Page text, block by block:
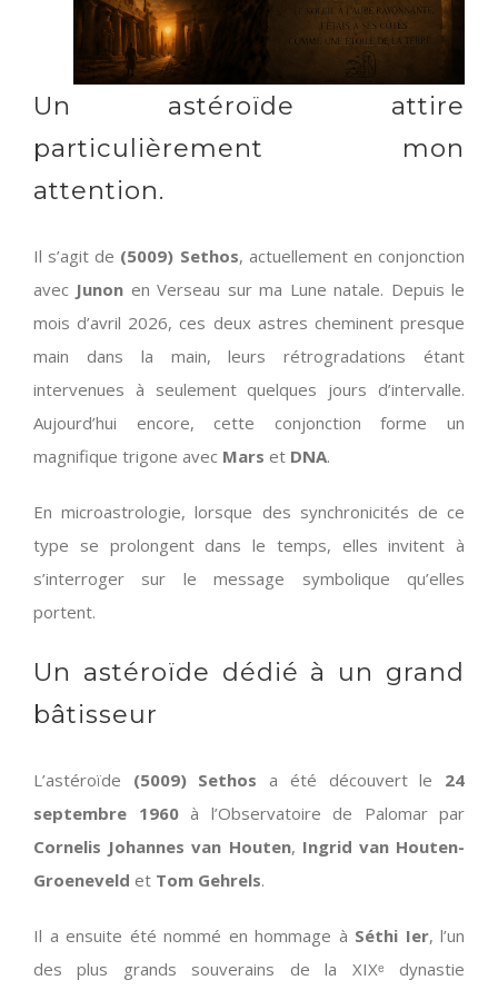
Un astéroïde attire
particulièrement mon
attention.
Il s’agit de (5009) Sethos, actuellement en conjonction
avec Junon en Verseau sur ma Lune natale. Depuis le
mois d’avril 2026, ces deux astres cheminent presque
main dans la main, leurs rétrogradations étant
intervenues à seulement quelques jours d’intervalle.
Aujourd’hui encore, cette conjonction forme un
magnifique trigone avec Mars et DNA.
En microastrologie, lorsque des synchronicités de ce
type se prolongent dans le temps, elles invitent à
s’interroger sur le message symbolique qu’elles
portent.
Un astéroïde dédié à un grand
bâtisseur
L’astéroïde (5009) Sethos a été découvert le 24
septembre 1960à l’Observatoire de Palomar par
Cornelis Johannes van Houten, Ingrid van Houten-
Groeneveld et Tom Gehrels.
Il a ensuite été nommé en hommage à Séthi Ier, l’un
des plus grands souverains de la XIXᵉ dynastie